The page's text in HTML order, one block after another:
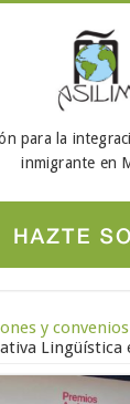
para la
inmigrante en
y convenios
Lingüística